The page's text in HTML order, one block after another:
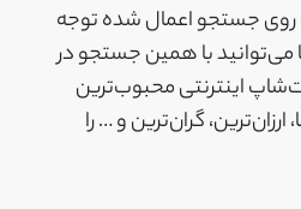
روی جستجو اعمال شده توجه
می‌توانید با همین جستجو در
اینترنتی محبوب‌ترین
گران‌ترین و … را